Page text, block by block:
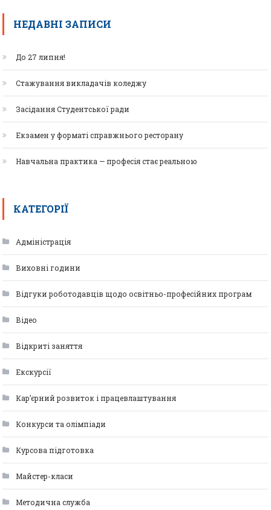
НЕДАВНІ ЗАПИСИ
До 27 липня!
Стажування викладачів коледжу
Засідання Студентської ради
Екзамен у форматі справжнього ресторану
Навчальна практика — професія стає реальною
КАТЕГОРІЇ
Адміністрація
Виховні години
Відгуки роботодавців щодо освітньо-професійних програм
Відео
Відкриті заняття
Екскурсії
Кар’єрний розвиток і працевлаштування
Конкурси та олімпіади
Курсова підготовка
Майстер-класи
Методична служба